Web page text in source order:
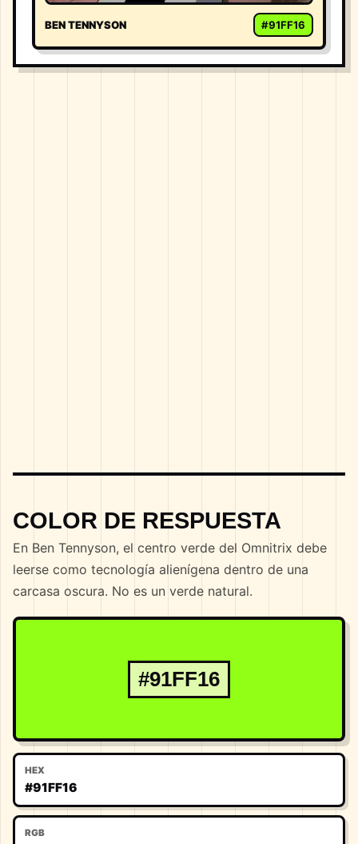
BEN TENNYSON #91FF16
COLOR DE RESPUESTA
En Ben Tennyson, el centro verde del Omnitrix debe
leerse como tecnología alienígena dentro de una
carcasa oscura. No es un verde natural.
#91FF16
HEX
#91FF16
RGB